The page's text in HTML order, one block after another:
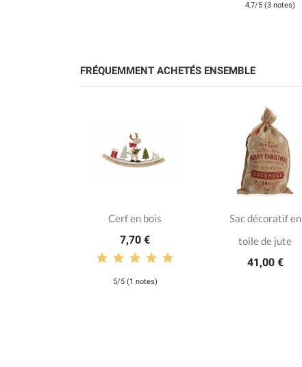
4,7/5 (3 notes)
FRÉQUEMMENT ACHETÉS ENSEMBLE
Cerf en bois
7,70 €
5/5 (1 notes)
Sac décoratif en
toile de jute
41,00 €